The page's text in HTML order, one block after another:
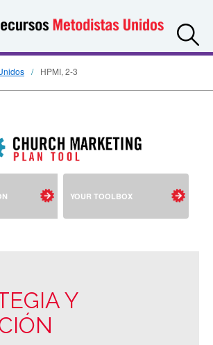
HPMI, 2-3
YOUR TOOLBOX
Y